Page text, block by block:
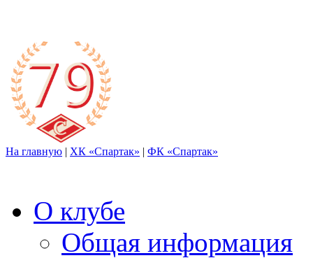
На главную | ХК «Спартак» | ФК «Спартак»
О клубе
Общая информация